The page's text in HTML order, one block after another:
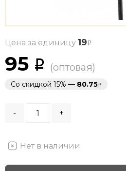
Цена за единицу 19
95 (оптовая)
Со скидкой 15% — 80.75
- +
Нет в наличии